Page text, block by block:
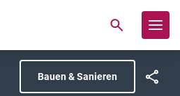
Bauen & Sanieren